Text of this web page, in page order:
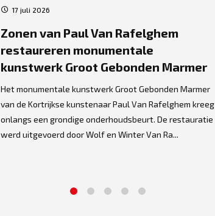
17 juli 2026
Zonen van Paul Van Rafelghem
restaureren monumentale
kunstwerk Groot Gebonden Marmer
Het monumentale kunstwerk Groot Gebonden Marmer
van de Kortrijkse kunstenaar Paul Van Rafelghem kreeg
onlangs een grondige onderhoudsbeurt. De restauratie
werd uitgevoerd door Wolf en Winter Van Ra...